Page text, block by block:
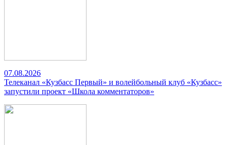
07.08.2026
Телеканал «Кузбасс Первый» и волейбольный клуб «Кузбасс»
запустили проект «Школа комментаторов»